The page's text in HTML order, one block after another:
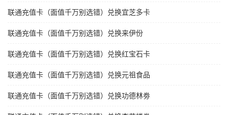
联通充值卡（面值千万别选错）兑换宜芝多卡
联通充值卡（面值千万别选错）兑换来伊份
联通充值卡（面值千万别选错）兑换红宝石卡
联通充值卡（面值千万别选错）兑换元祖食品
联通充值卡（面值千万别选错）兑换功德林劵